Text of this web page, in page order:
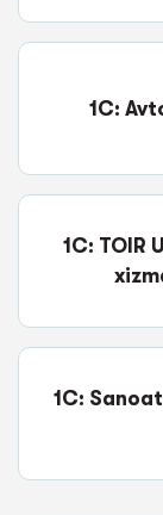
1C:
1C: TOIR
1C: